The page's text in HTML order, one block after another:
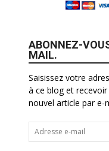
ABONNEZ-
MAIL.
Saisissez votre
à ce blog et
nouvel article par e-
Adresse
e-